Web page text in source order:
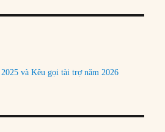
và Kêu gọi tài trợ năm 2026